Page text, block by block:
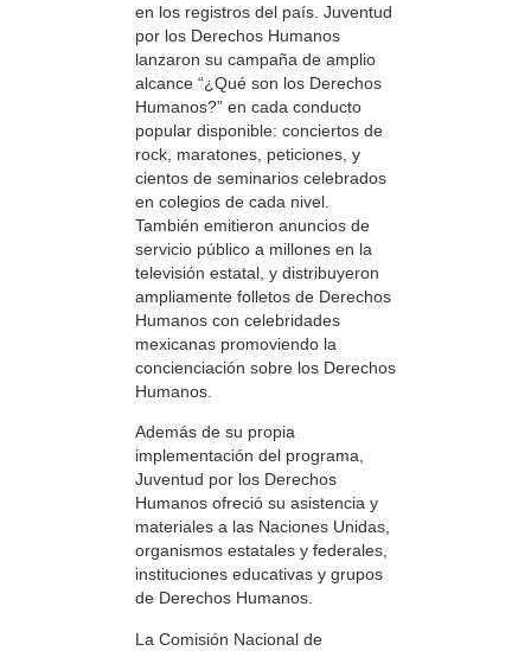
en los registros del país. Juventud
por los Derechos Humanos
lanzaron su campaña de amplio
alcance “¿Qué son los Derechos
Humanos?” en cada conducto
popular disponible: conciertos de
rock, maratones, peticiones, y
cientos de seminarios celebrados
en colegios de cada nivel.
También emitieron anuncios de
servicio público a millones en la
televisión estatal, y distribuyeron
ampliamente folletos de Derechos
Humanos con celebridades
mexicanas promoviendo la
concienciación sobre los Derechos
Humanos.
Además de su propia
implementación del programa,
Juventud por los Derechos
Humanos ofreció su asistencia y
materiales a las Naciones Unidas,
organismos estatales y federales,
instituciones educativas y grupos
de Derechos Humanos.
La Comisión Nacional de